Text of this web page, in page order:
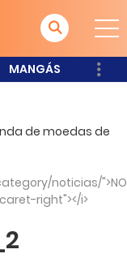
MANGÁS
de moedas de
noticias/
right"></i>